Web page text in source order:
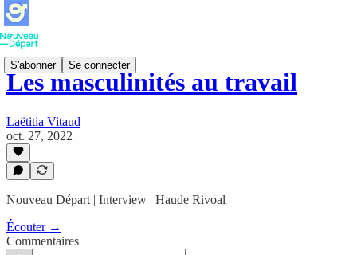
S'abonner Se connecter
Les masculinités au travail
Laëtitia Vitaud
oct. 27, 2022
Nouveau Départ | Interview | Haude Rivoal
Écouter →
Commentaires